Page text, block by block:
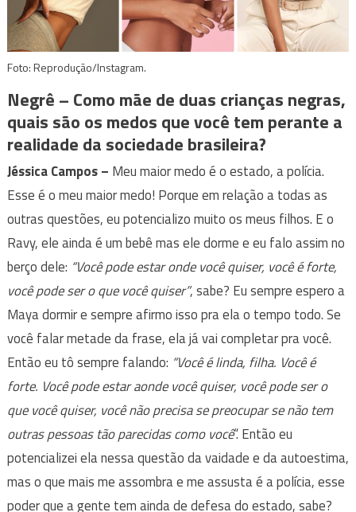
Foto: Reprodução/Instagram.
Negrê – Como mãe de duas crianças negras,
quais são os medos que você tem perante a
realidade da sociedade brasileira?
Jéssica Campos– Meu maior medo é o estado, a polícia.
Esse é o meu maior medo! Porque em relação a todas as
outras questões, eu potencializo muito os meus filhos. E o
Ravy, ele ainda é um bebê mas ele dorme e eu falo assim no
berço dele: “Você pode estar onde você quiser, você é forte,
você pode ser o que você quiser”, sabe? Eu sempre espero a
Maya dormir e sempre afirmo isso pra ela o tempo todo. Se
você falar metade da frase, ela já vai completar pra você.
Então eu tô sempre falando: “Você é linda, filha. Você é
forte. Você pode estar aonde você quiser, você pode ser o
que você quiser, você não precisa se preocupar se não tem
outras pessoas tão parecidas como você“. Então eu
potencializei ela nessa questão da vaidade e da autoestima,
mas o que mais me assombra e me assusta é a polícia, esse
poder que a gente tem ainda de defesa do estado, sabe?